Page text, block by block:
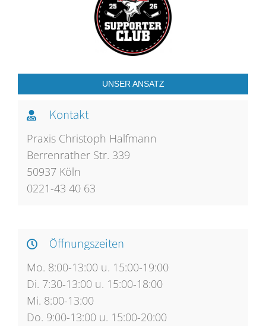
UNSER ANSATZ
Kontakt
Praxis Christoph Halfmann
Berrenrather Str. 339
50937 Köln
0221-43 40 63
Öffnungszeiten
Mo. 8:00-13:00 u. 15:00-19:00
Di. 7:30-13:00 u. 15:00-18:00
Mi. 8:00-13:00
Do. 9:00-13:00 u. 15:00-20:00